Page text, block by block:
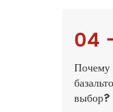
04
Почему
выбор?